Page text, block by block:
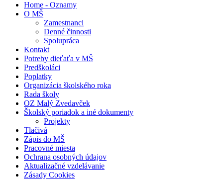
Home - Oznamy
O MŠ
Zamestnanci
Denné činnosti
Spolupráca
Kontakt
Potreby dieťaťa v MŠ
Predškoláci
Poplatky
Organizácia školského roka
Rada školy
OZ Malý Zvedavček
Školský poriadok a iné dokumenty
Projekty
Tlačivá
Zápis do MŠ
Pracovné miesta
Ochrana osobných údajov
Aktualizačné vzdelávanie
Zásady Cookies